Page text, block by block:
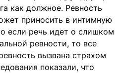
как должное. Ревность
приносить в интимную
если речь идет о слишком
ревности, то все
вызвана страхом
показали, что